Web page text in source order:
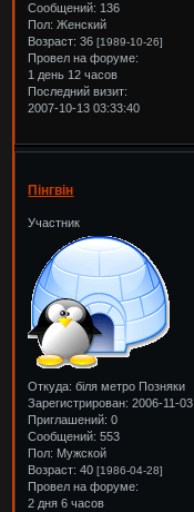
Сообщений: 136
Пол: Женский
Возраст: 36[1989-10-26]
Провел на форуме:
1 день 12 часов
Последний визит:
2007-10-13 03:33:40
Пінгвін
Участник
Откуда: біля метро Позняки
Зарегистрирован: 2006-11-03
Приглашений: 0
Сообщений: 553
Пол: Мужской
Возраст: 40[1986-04-28]
Провел на форуме:
2 дня 6 часов